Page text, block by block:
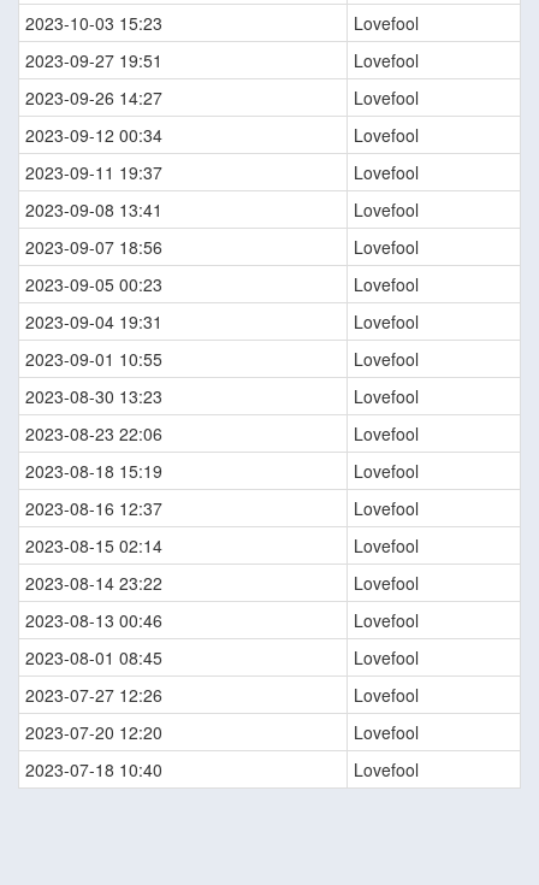
2023-10-03 15:23
Lovefool
2023-09-27 19:51
Lovefool
2023-09-26 14:27
Lovefool
2023-09-12 00:34
Lovefool
2023-09-11 19:37
Lovefool
2023-09-08 13:41
Lovefool
2023-09-07 18:56
Lovefool
2023-09-05 00:23
Lovefool
2023-09-04 19:31
Lovefool
2023-09-01 10:55
Lovefool
2023-08-30 13:23
Lovefool
2023-08-23 22:06
Lovefool
2023-08-18 15:19
Lovefool
2023-08-16 12:37
Lovefool
2023-08-15 02:14
Lovefool
2023-08-14 23:22
Lovefool
2023-08-13 00:46
Lovefool
2023-08-01 08:45
Lovefool
2023-07-27 12:26
Lovefool
2023-07-20 12:20
Lovefool
2023-07-18 10:40
Lovefool